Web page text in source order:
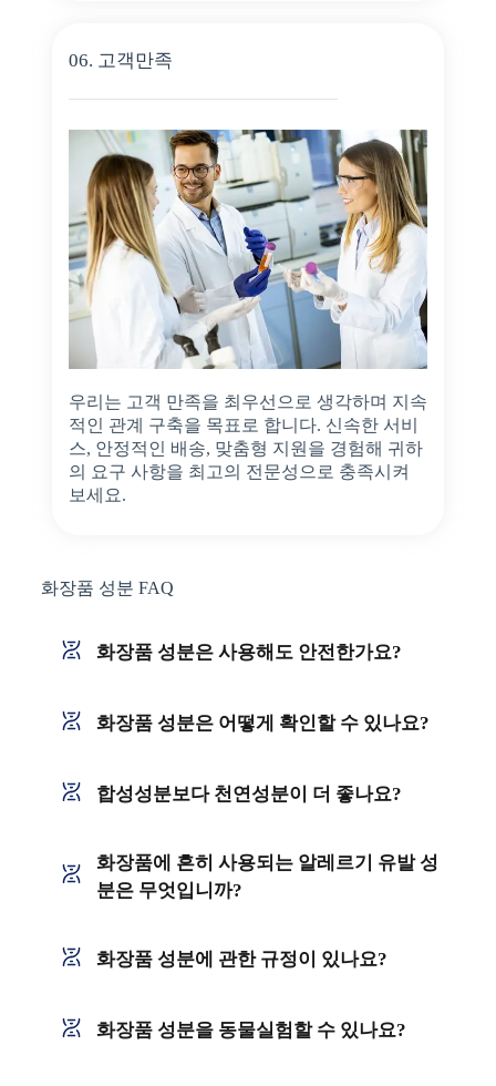
06. 고객만족
우리는 고객 만족을 최우선으로 생각하며 지속
적인 관계 구축을 목표로 합니다. 신속한 서비
스, 안정적인 배송, 맞춤형 지원을 경험해 귀하
의 요구 사항을 최고의 전문성으로 충족시켜
보세요.
화장품 성분 FAQ
화장품 성분은 사용해도 안전한가요?
화장품 성분은 어떻게 확인할 수 있나요?
합성성분보다 천연성분이 더 좋나요?
화장품에 흔히 사용되는 알레르기 유발 성
분은 무엇입니까?
화장품 성분에 관한 규정이 있나요?
화장품 성분을 동물실험할 수 있나요?